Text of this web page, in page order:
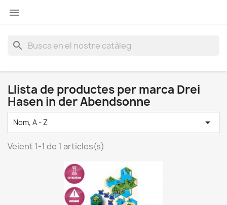

search
Llista de productes per marca Drei
Hasen in der Abendsonne
Nom, A - Z 
Veient 1-1 de 1 articles(s)